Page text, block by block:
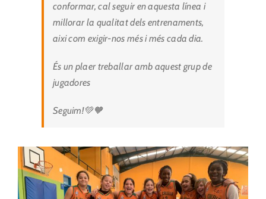
conformar, cal seguir en aquesta línea i
millorar la qualitat dels entrenaments,
aixi com exigir-nos més i més cada dia.
És un plaer treballar amb aquest grup de
jugadores
Seguim!💚🧡